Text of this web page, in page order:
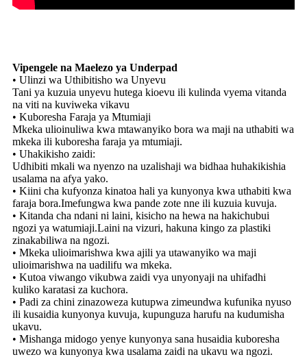
Vipengele na Maelezo ya Underpad
• Ulinzi wa Uthibitisho wa Unyevu
Tani ya kuzuia unyevu hutega kioevu ili kulinda vyema vitanda
na viti na kuviweka vikavu
• Kuboresha Faraja ya Mtumiaji
Mkeka ulioinuliwa kwa mtawanyiko bora wa maji na uthabiti wa
mkeka ili kuboresha faraja ya mtumiaji.
• Uhakikisho zaidi:
Udhibiti mkali wa nyenzo na uzalishaji wa bidhaa huhakikishia
usalama na afya yako.
• Kiini cha kufyonza kinatoa hali ya kunyonya kwa uthabiti kwa
faraja bora.Imefungwa kwa pande zote nne ili kuzuia kuvuja.
• Kitanda cha ndani ni laini, kisicho na hewa na hakichubui
ngozi ya watumiaji.Laini na vizuri, hakuna kingo za plastiki
zinakabiliwa na ngozi.
• Mkeka ulioimarishwa kwa ajili ya utawanyiko wa maji
ulioimarishwa na uadilifu wa mkeka.
• Kutoa viwango vikubwa zaidi vya unyonyaji na uhifadhi
kuliko karatasi za kuchora.
• Padi za chini zinazoweza kutupwa zimeundwa kufunika nyuso
ili kusaidia kunyonya kuvuja, kupunguza harufu na kudumisha
ukavu.
• Mishanga midogo yenye kunyonya sana husaidia kuboresha
uwezo wa kunyonya kwa usalama zaidi na ukavu wa ngozi.